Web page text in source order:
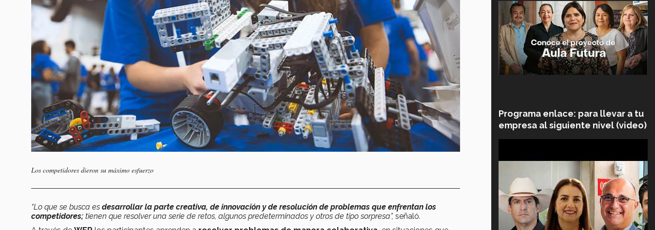
Los competidores dieron su máximo esfuerzo
“Lo que se busca es desarrollar la parte creativa, de innovación y de resolución de problemas que enfrentan los
competidores; tienen que resolver una serie de retos, algunos predeterminados y otros de tipo sorpresa”, señaló.
Programa enlace: para llevar a tu
empresa al siguiente nivel (video)